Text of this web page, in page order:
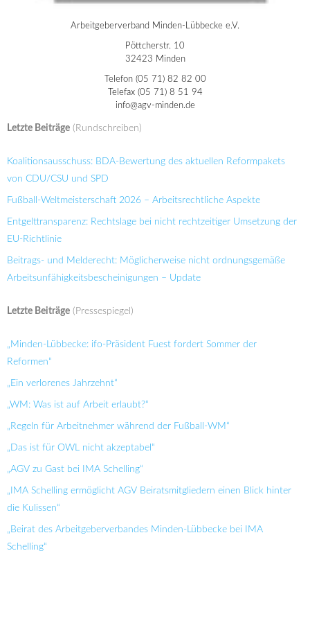
Arbeitgeberverband Minden-Lübbecke e.V.
Pöttcherstr. 10
32423 Minden
Telefon (05 71) 82 82 00
Telefax (05 71) 8 51 94
info@agv-minden.de
Letzte Beiträge (Rundschreiben)
Koalitionsausschuss: BDA-Bewertung des aktuellen Reformpakets
von CDU/CSU und SPD
Fußball-Weltmeisterschaft 2026 – Arbeitsrechtliche Aspekte
Entgelttransparenz: Rechtslage bei nicht rechtzeitiger Umsetzung der
EU-Richtlinie
Beitrags- und Melderecht: Möglicherweise nicht ordnungsgemäße
Arbeitsunfähigkeitsbescheinigungen – Update
Letzte Beiträge (Pressespiegel)
„Minden-Lübbecke: ifo-Präsident Fuest fordert Sommer der
Reformen“
„Ein verlorenes Jahrzehnt“
„WM: Was ist auf Arbeit erlaubt?“
„Regeln für Arbeitnehmer während der Fußball-WM“
„Das ist für OWL nicht akzeptabel“
„AGV zu Gast bei IMA Schelling“
„IMA Schelling ermöglicht AGV Beiratsmitgliedern einen Blick hinter
die Kulissen“
„Beirat des Arbeitgeberverbandes Minden-Lübbecke bei IMA
Schelling“